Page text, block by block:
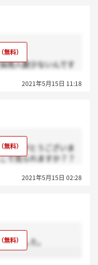
用人数少ないんです
2021年5月15日 11:18
ありがとうございま
で見られますか？？
2021年5月15日 02:28
いました。